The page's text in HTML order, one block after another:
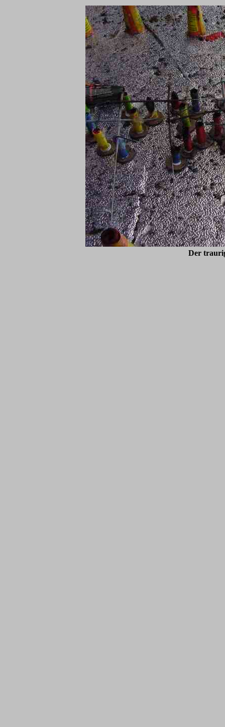
Der